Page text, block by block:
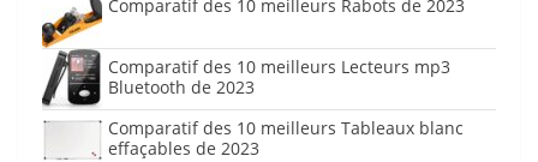
Comparatif des 10 meilleurs Rabots de 2023
Comparatif des 10 meilleurs Lecteurs mp3
Bluetooth de 2023
Comparatif des 10 meilleurs Tableaux blanc
effaçables de 2023